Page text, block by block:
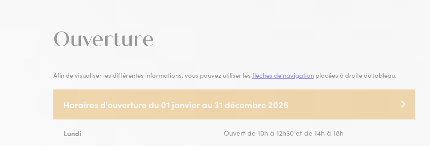
Ouverture
Afin de visualiser les différentes informations, vous pouvez utiliser les flèches de navigationplacées à droite du tableau.
Horaires d'ouverture du 01 janvier au 31 décembre 2026
Lundi Ouvert de 10h à 12h30 et de 14h à 18h
Horaires d'ouverture du 01 janvier au 31 décembre 2027
Lundi Ouvert de 10h à 12h30 et de 14h à 18h